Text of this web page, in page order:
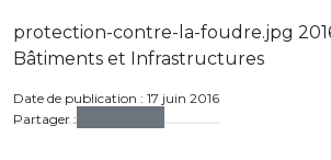
protection-contre-la-foudre.jpg
Bâtiments et Infrastructures
Date de publication : 17 juin 2016
Partager :